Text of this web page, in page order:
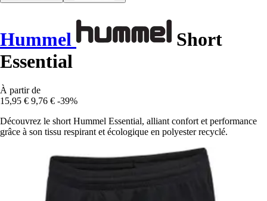
Hummel
Short
Essential
À partir de
15,95 € 9,76 € -39%
Découvrez le short Hummel Essential, alliant confort et performance
grâce à son tissu respirant et écologique en polyester recyclé.